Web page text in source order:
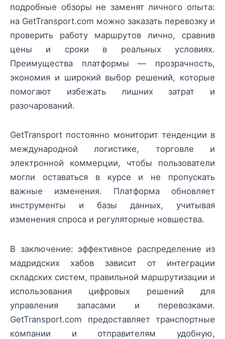
подробные обзоры не заменят личного опыта:
на GetTransport.com можно заказать перевозку и
проверить работу маршрутов лично, сравнив
цены и сроки в реальных условиях.
Преимущества платформы — прозрачность,
экономия и широкий выбор решений, которые
помогают избежать лишних затрат и
разочарований.
GetTransport постоянно мониторит тенденции в
международной логистике, торговле и
электронной коммерции, чтобы пользователи
могли оставаться в курсе и не пропускать
важные изменения. Платформа обновляет
инструменты и базы данных, учитывая
изменения спроса и регуляторные новшества.
В заключение: эффективное распределение из
мадридских хабов зависит от интеграции
складских систем, правильной маршрутизации и
использования цифровых решений для
управления запасами и перевозками.
GetTransport.com предоставляет транспортные
компании и отправителям удобную,